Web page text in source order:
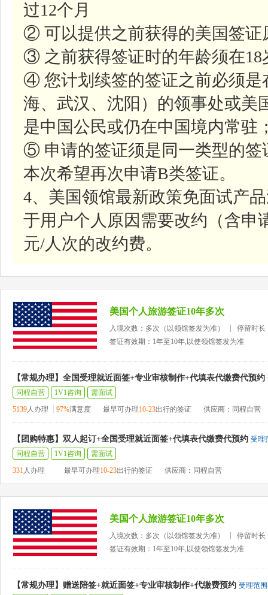
过12个月
② 可以提供之前获得的美国签证
③ 之前获得签证时的年龄须在18
④ 您计划续签的签证之前必须是
海、武汉、沈阳）的领事处或美
是中国公民或仍在中国境内常驻
⑤ 申请的签证须是同一类型的签
本次希望再次申请B类签证。
4、美国领馆最新政策免面试产
于用户个人原因需要改约（含申
元/人次的改约费。
美国个人旅游签证10年多次
入境次数：多次（以领馆签发为准）
停留时长
签证有效期：1年至10年,以使领馆签发为准
【常规办理】全国受理就近面签+专业审核制作+代填表代缴费代预约
同程自营
1V1咨询
需面试
5139人办理 97%满意度 最早可办理10-23出行的签证 供应商：同程自营
【团购特惠】双人起订+全国受理就近面签+代填表代缴费代预约 受理
同程自营
1V1咨询
需面试
331人办理 最早可办理10-23出行的签证 供应商：同程自营
美国个人旅游签证10年多次
入境次数：多次（以领馆签发为准）
停留时长
签证有效期：1年至10年,以使领馆签发为准
【常规办理】赠送陪签+就近面签+专业审核制作+代缴费预约 受理范围